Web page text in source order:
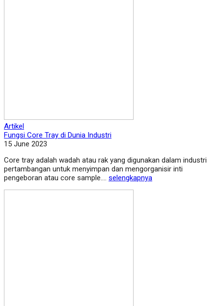
Artikel
Fungsi Core Tray di Dunia Industri
15 June 2023
Core tray adalah wadah atau rak yang digunakan dalam industri
pertambangan untuk menyimpan dan mengorganisir inti
pengeboran atau core sample.... selengkapnya